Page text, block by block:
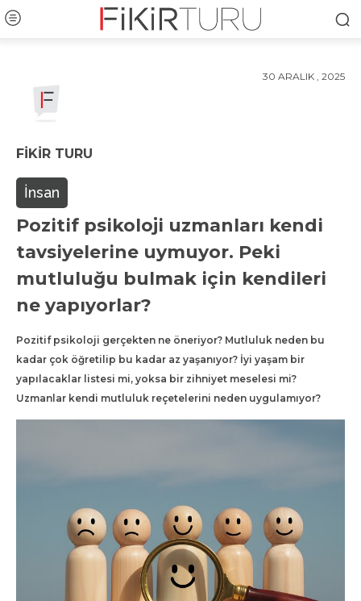
30 ARALIK , 2025
FIKIR TURU
İnsan
Pozitif psikoloji uzmanları kendi
tavsiyelerine uymuyor. Peki
mutluluğu bulmak için kendileri
ne yapıyorlar?
Pozitif psikoloji gerçekten ne öneriyor? Mutluluk neden bu
kadar çok öğretilip bu kadar az yaşanıyor? İyi yaşam bir
yapılacaklar listesi mi, yoksa bir zihniyet meselesi mi?
Uzmanlar kendi mutluluk reçetelerini neden uygulamıyor?